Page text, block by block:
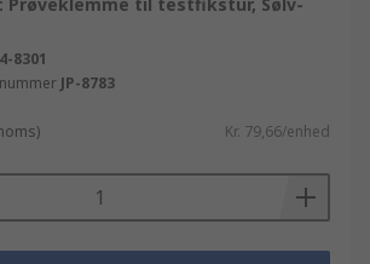
8301
JP-8783
Kr. 79,66/enhed